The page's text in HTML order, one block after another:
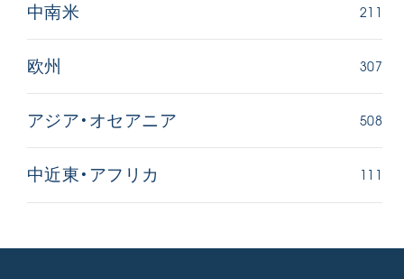
中南米 211
欧州 307
アジア・オセアニア 508
中近東・アフリカ 111